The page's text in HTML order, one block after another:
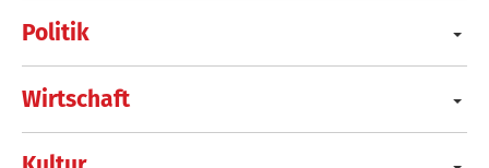
Politik
Wirtschaft